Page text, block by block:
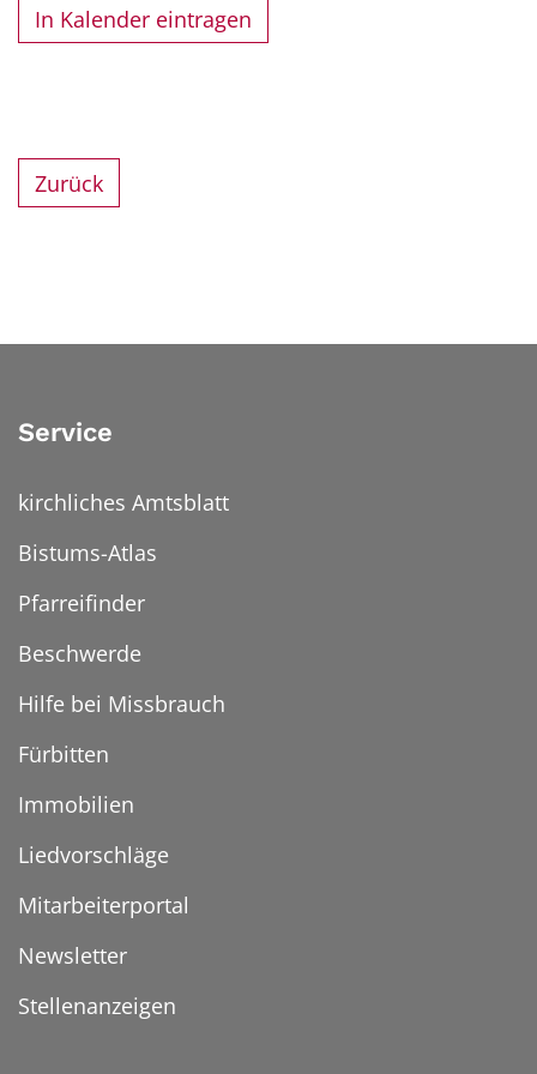
In Kalender eintragen
Zurück
Service
kirchliches Amtsblatt
Bistums-Atlas
Pfarreifinder
Beschwerde
Hilfe bei Missbrauch
Fürbitten
Immobilien
Liedvorschläge
Mitarbeiterportal
Newsletter
Stellenanzeigen